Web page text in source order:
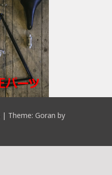
| Theme: Goran by